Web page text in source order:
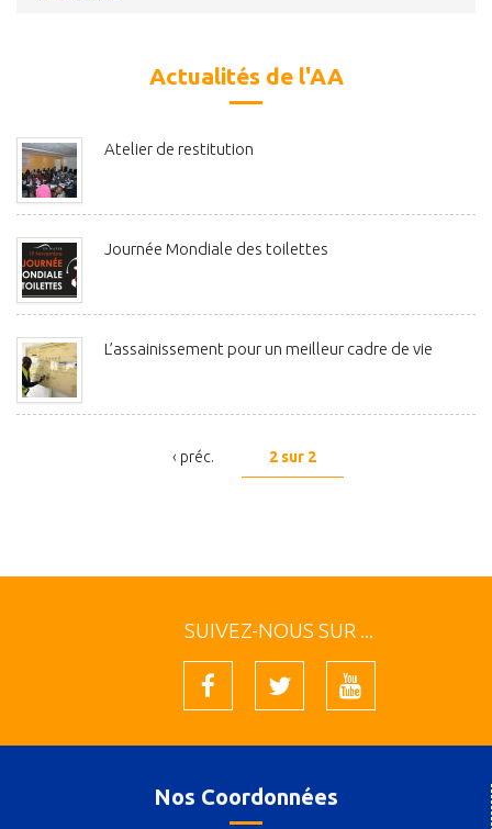
Actualités de l'AA
Atelier de restitution
Journée Mondiale des toilettes
L’assainissement pour un meilleur cadre de vie
‹ préc. 2 sur 2
SUIVEZ-NOUS SUR ...
Nos Coordonnées